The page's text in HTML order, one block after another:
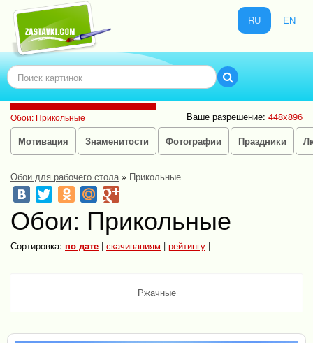
RU EN
Обои: Прикольные Ваше разрешение: 448x896
Мотивация
Знаменитости Фотографии Праздники
Обои для рабочего стола» Прикольные
Обои: Прикольные
Сортировка: по дате | скачиваниям | рейтингу |
Ржачные